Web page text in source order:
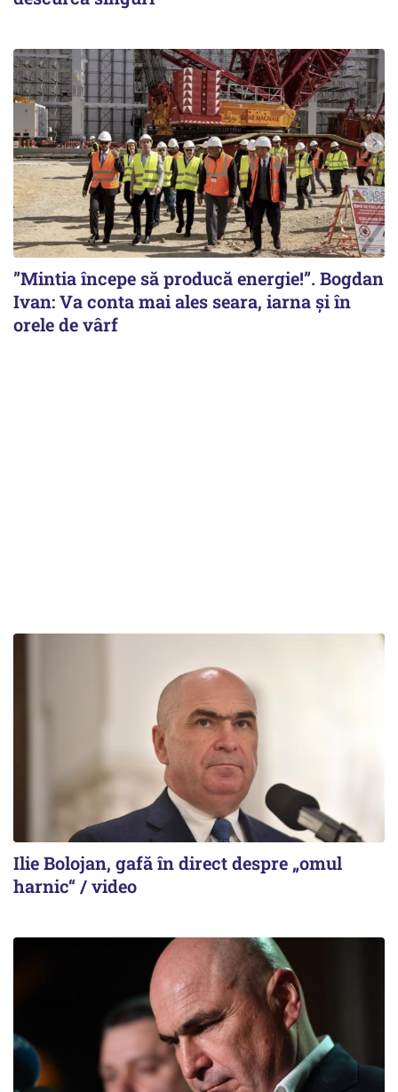
”Mintia începe să producă energie!”. Bogdan
Ivan: Va conta mai ales seara, iarna și în
orele de vârf
Ilie Bolojan, gafă în direct despre „omul
harnic“ / video